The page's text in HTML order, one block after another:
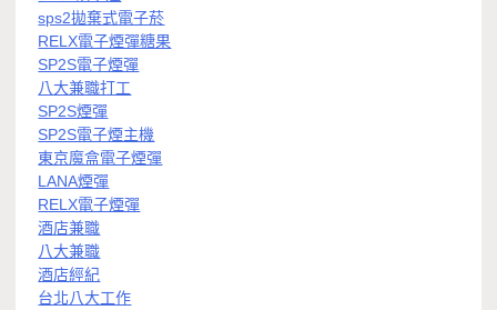
sps2拋棄式電子菸
RELX電子煙彈糖果
SP2S電子煙彈
八大兼職打工
SP2S煙彈
SP2S電子煙主機
東京魔盒電子煙彈
LANA煙彈
RELX電子煙彈
酒店兼職
八大兼職
酒店經紀
台北八大工作